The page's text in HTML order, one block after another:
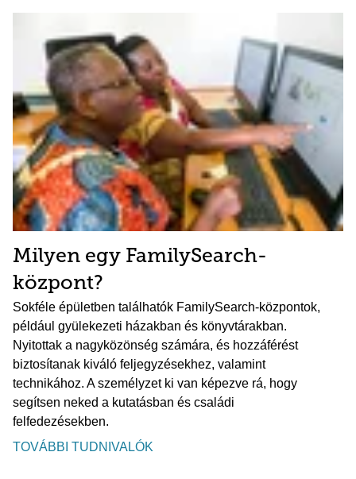
Milyen egy FamilySearch-
központ?
Sokféle épületben találhatók FamilySearch-központok,
például gyülekezeti házakban és könyvtárakban.
Nyitottak a nagyközönség számára, és hozzáférést
biztosítanak kiváló feljegyzésekhez, valamint
technikához. A személyzet ki van képezve rá, hogy
segítsen neked a kutatásban és családi
felfedezésekben.
TOVÁBBI TUDNIVALÓK